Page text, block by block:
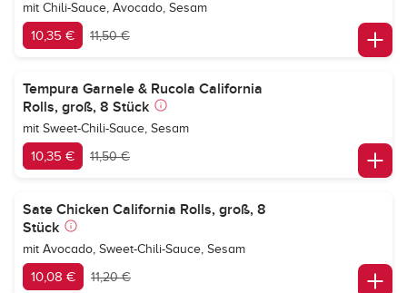
mit Chili-Sauce, Avocado, Sesam
10,35 € 11,50 €
Tempura Garnele & Rucola California
Rolls, groß, 8 Stück
mit Sweet-Chili-Sauce, Sesam
10,35 € 11,50 €
Sate Chicken California Rolls, groß, 8
Stück
mit Avocado, Sweet-Chili-Sauce, Sesam
10,08 € 11,20 €